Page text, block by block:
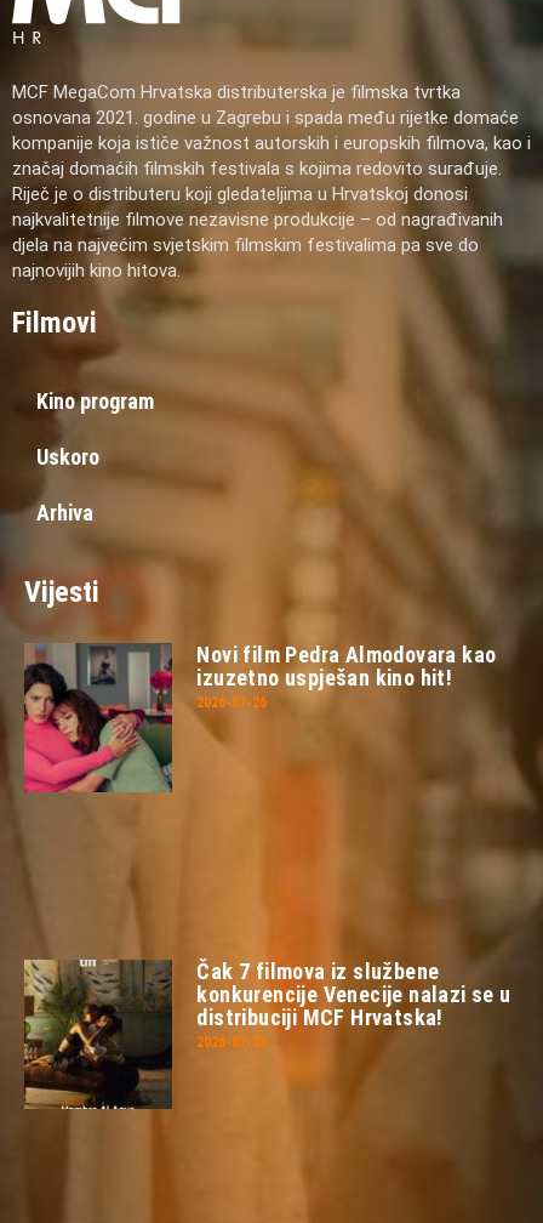
MCF MegaCom Hrvatska distributerska je filmska tvrtka
osnovana 2021. godine u Zagrebu i spada među rijetke domaće
kompanije koja ističe važnost autorskih i europskih filmova, kao i
značaj domaćih filmskih festivala s kojima redovito surađuje.
Riječ je o distributeru koji gledateljima u Hrvatskoj donosi
najkvalitetnije filmove nezavisne produkcije – od nagrađivanih
djela na najvećim svjetskim filmskim festivalima pa sve do
najnovijih kino hitova.
Filmovi
Kino program
Uskoro
Arhiva
Vijesti
Novi film Pedra Almodovara kao
izuzetno uspješan kino hit!
2026-07-26
Čak 7 filmova iz službene
konkurencije Venecije nalazi se u
distribuciji MCF Hrvatska!
2026-07-23